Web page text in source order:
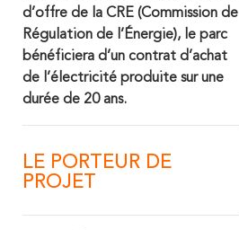
d’offre de la CRE (Commission de
Régulation de l’Énergie), le parc
bénéficiera d’un contrat d’achat
de l’électricité produite sur une
durée de 20 ans.
LE PORTEUR DE
PROJET